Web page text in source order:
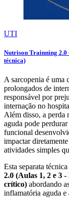
UTI
Nutrison Trainning 2.0
técnica)
A sarcopenia é uma
prolongados de
responsável por
internação no
Além disso, a perda
aguda pode
funcional
impactar
atividades simples
Esta separata
2.0 (Aulas 1, 2 e 3
crítico) abordando
inflamatória aguda